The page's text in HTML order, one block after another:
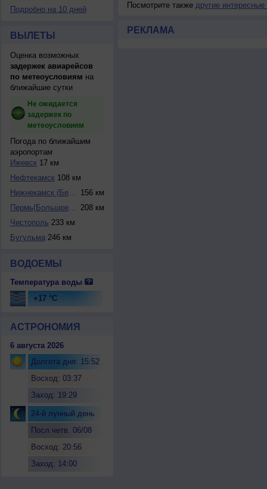
Подробно на 10 дней
ВЫЛЕТЫ
Оценка возможных
задержек авиарейсов
по метеоусловиям на
ближайшие сутки
Не ожидается
задержек по
метеоусловиям
Погода по ближайшим
аэропортам
Ижевск17 км
Нефтекамск108 км
Нижнекамск (Бегиш...
156 км
Пермь(Большое Сав... 208 км
Чистополь 233 км
Бугульма246 км
ВОДОЕМЫ
Температура воды
+17 °C
АСТРОНОМИЯ
6 августа 2026
Долгота дня: 15:52
Восход: 03:37
Заход: 19:29
24-й лунный день
Посл.четв. 06/08
Восход: 20:56
Заход: 14:00
Посмотрите также другие интересные
РЕКЛАМА